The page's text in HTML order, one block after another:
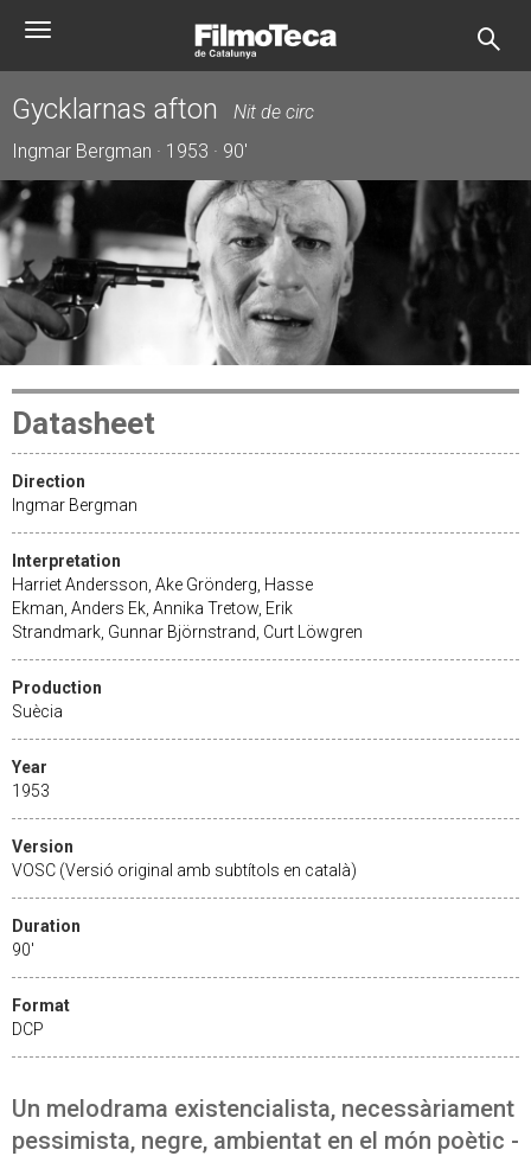
Toggle
Gycklarnas afton
Nit de circ
Ingmar Bergman · 1953 · 90'
Datasheet
Direction
Ingmar Bergman
Interpretation
Harriet Andersson, Ake Grönderg, Hasse
Ekman, Anders Ek, Annika Tretow, Erik
Strandmark, Gunnar Björnstrand, Curt Löwgren
Production
Suècia
Year
1953
Version
VOSC (Versió original amb subtítols en català)
Duration
90'
Format
DCP
Un melodrama existencialista, necessàriament
pessimista, negre, ambientat en el món poètic -